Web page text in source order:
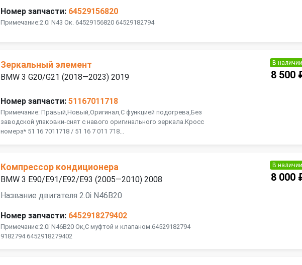
Номер запчасти: 64529156820
Примечание:2.0i N43 Ок. 64529156820 64529182794
Зеркальный элемент
BMW 3 G20/G21 (2018—2023) 2019
Номер запчасти: 51167011718
Примечание: Правый,Новый,Оригинал,С функцией подогрева,Без
заводской упаковки-снят с навого оригинального зеркала.Кросс
номера* 51 16 7011718 / 51 16 7 011 718...
В наличии
8 500
Компрессор кондиционера
BMW 3 E90/E91/E92/E93 (2005—2010) 2008
Название двигателя 2.0i N46B20
Номер запчасти: 6452918279402
Примечание:2.0i N46B20 Ок,С муфтой и клапаном.64529182794
9182794 6452918279402
В наличии
8 000